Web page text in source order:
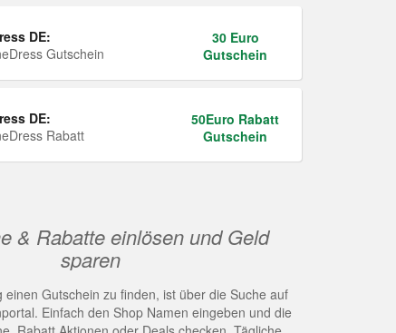
DE:
Gutschein
30 Euro
Gutschein
DE:
Rabatt
50Euro Rabatt
Gutschein
& Rabatte einlösen und Geld
sparen
einen Gutschein zu finden, ist über die Suche auf
Einfach den Shop Namen eingeben und die